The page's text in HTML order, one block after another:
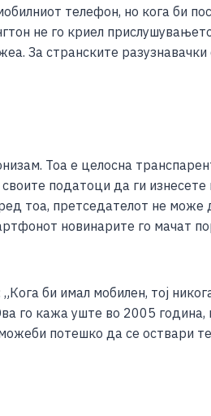
телефон, но кога би
не го криел
За странските
Тоа е целосна
податоци да ги изнесете
тоа, претседателот не
новинарите го мачат
би имал мобилен, тој
го кажа уште во 2005
потешко да се оствари